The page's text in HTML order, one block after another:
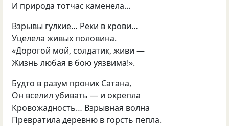
И природа тотчас каменела…
Взрывы гулкие… Реки в крови…
Уцелела живых половина.
«Дорогой мой, солдатик, живи —
Жизнь любая в бою уязвима!».
Будто в разум проник Сатана,
Он вселил убивать — и окрепла
Кровожадность… Взрывная волна
Превратила деревню в горсть пепла.